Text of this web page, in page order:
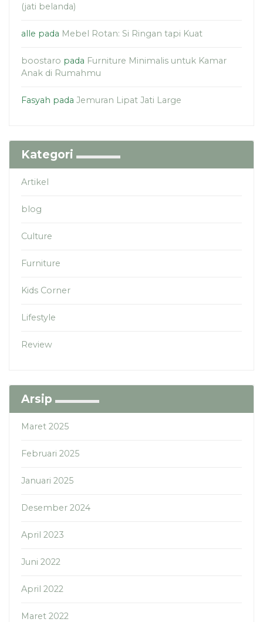
(jati belanda)
alle pada Mebel Rotan: Si Ringan tapi Kuat
boostaro pada Furniture Minimalis untuk Kamar
Anak di Rumahmu
Fasyah pada Jemuran Lipat Jati Large
Kategori
Artikel
blog
Culture
Furniture
Kids Corner
Lifestyle
Review
Arsip
Maret 2025
Februari 2025
Januari 2025
Desember 2024
April 2023
Juni 2022
April 2022
Maret 2022